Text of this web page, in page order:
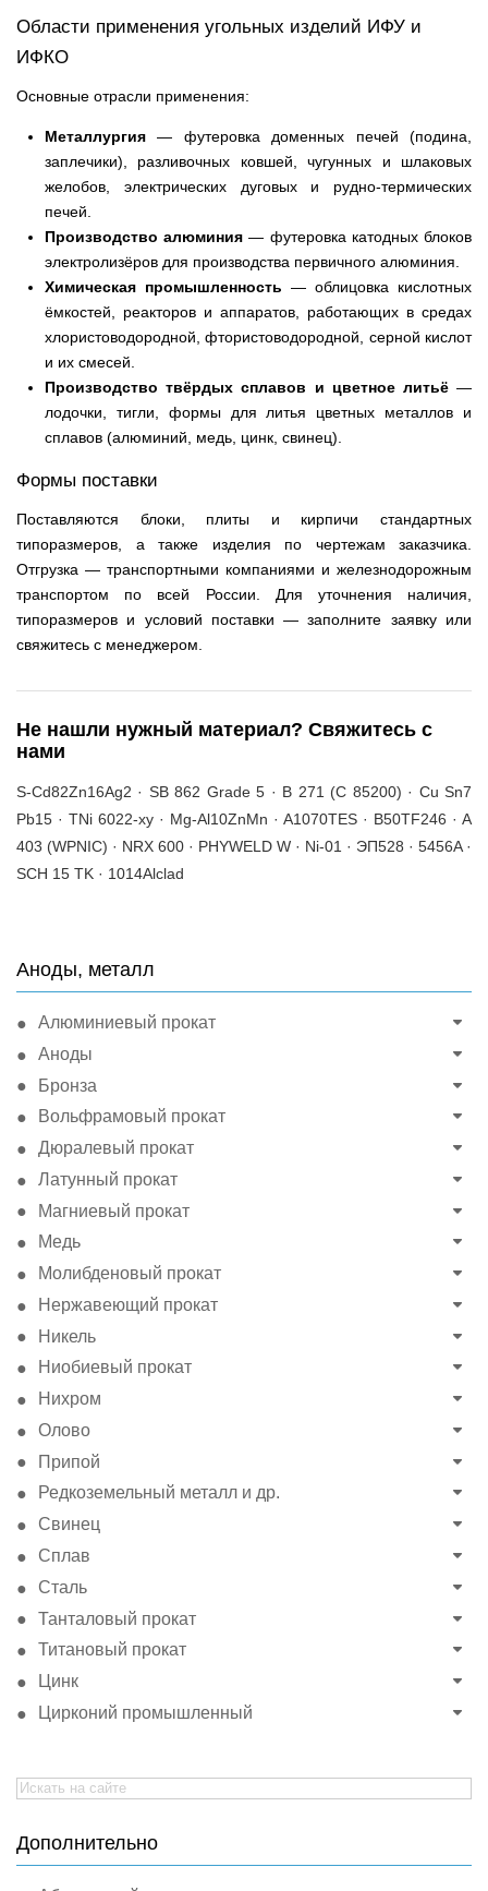
Аноды, металл
Алюминиевый прокат
Аноды
Бронза
Вольфрамовый прокат
Дюралевый прокат
Латунный прокат
Магниевый прокат
Медь
Молибденовый прокат
Нержавеющий прокат
Никель
Ниобиевый прокат
Нихром
Олово
Припой
Редкоземельный металл и др.
Свинец
Сплав
Сталь
Танталовый прокат
Титановый прокат
Цинк
Цирконий промышленный
Области применения угольных изделий ИФУ и
ИФКО
Основные отрасли применения:
Металлургия — футеровка доменных печей (подина,
заплечики), разливочных ковшей, чугунных и шлаковых
желобов, электрических дуговых и рудно-термических
печей.
Производство алюминия — футеровка катодных блоков
электролизёров для производства первичного алюминия.
Химическая промышленность — облицовка кислотных
ёмкостей, реакторов и аппаратов, работающих в средах
хлористоводородной, фтористоводородной, серной кислот
и их смесей.
Производство твёрдых сплавов и цветное литьё—
лодочки, тигли, формы для литья цветных металлов и
сплавов (алюминий, медь, цинк, свинец).
Формы поставки
Поставляются блоки, плиты и кирпичи стандартных
типоразмеров, а также изделия по чертежам заказчика.
Отгрузка — транспортными компаниями и железнодорожным
транспортом по всей России. Для уточнения наличия,
типоразмеров и условий поставки — заполните заявку или
свяжитесь с менеджером.
Не нашли нужный материал? Свяжитесь с
нами
S-Cd82Zn16Ag2 · SB 862 Grade 5 · B 271 (C 85200) · Cu Sn7
Pb15 · TNi 6022-xy · Mg-Al10ZnMn · A1070TES · B50TF246 · A
403 (WPNIC) · NRX 600 · PHYWELD W · Ni-01 · ЭП528 · 5456A ·
SCH 15 TK · 1014Alclad
Search
for:
Дополнительно